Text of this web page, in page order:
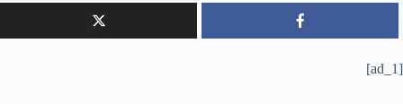
[ad_1]